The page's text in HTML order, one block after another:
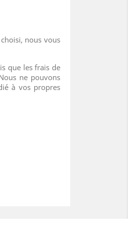
nous vous
que les frais de
ne pouvons
à vos propres